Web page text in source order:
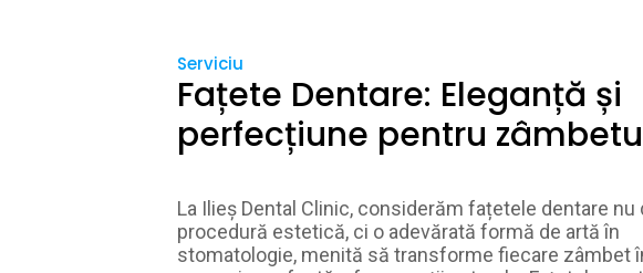
Serviciu
Fațete Dentare: Eleganță și
perfecțiune pentru
La Ilieș Dental Clinic, considerăm fațetele dentare nu
procedură estetică, ci o adevărată formă de artă în
stomatologie, menită să transforme fiecare zâmbet